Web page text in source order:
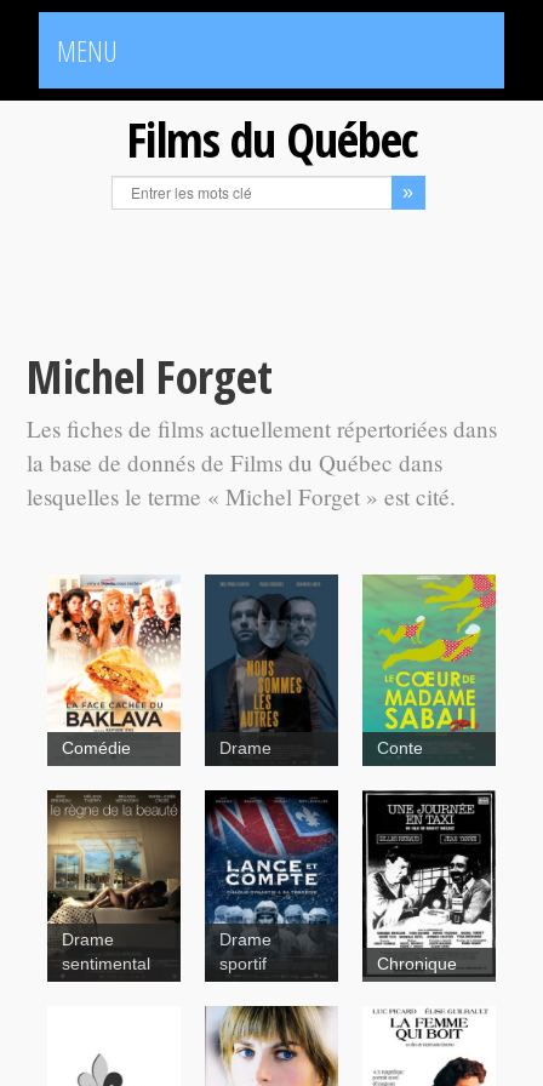
MENU
Films du Québec
Michel Forget
Les fiches de films actuellement répertoriées dans
la base de donnés de Films du Québec dans
lesquelles le terme « Michel Forget » est cité.
Comédie
Nous
sommes les
autres
Drame
Le coeur de
Madame
Sabali
Conte
Drame
sentimental
Drame
sportif
Une journée
Chronique